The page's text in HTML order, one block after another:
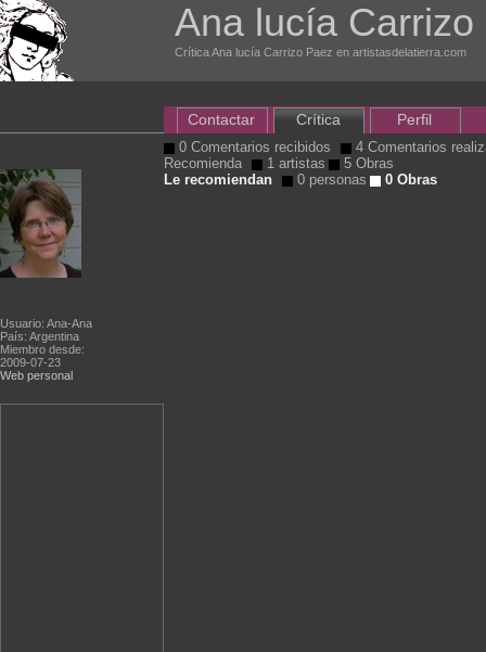
Ana lucía Carrizo
Crítica Ana lucía Carrizo Paez en artistasdelatierra.com
Usuario: Ana-Ana
País: Argentina
Miembro desde:
2009-07-23
Web personal
Contactar Crítica Perfil
0 Comentarios recibidos
4 Comentarios
Recomienda
1 artistas
5 Obras
Le recomiendan
0 personas 0 Obras